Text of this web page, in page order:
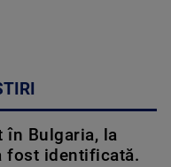
în Bulgaria, la
fost identificată.